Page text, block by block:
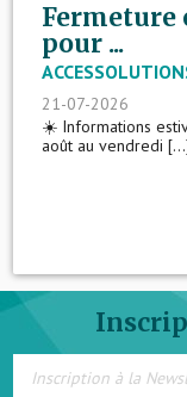
Fermeture
pour ...
21-07-2026
☀️ Informations
août au vendredi